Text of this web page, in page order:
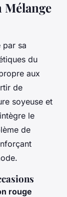
Mélange
par sa
du
aux
de
soyeuse et
le
de
rouge